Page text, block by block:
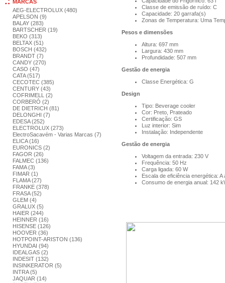
MARCAS
AEG-ELECTROLUX (480)
APELSON (9)
BALAY (283)
BARTSCHER (19)
BEKO (313)
BELTAX (51)
BOSCH (432)
BRANDT (7)
CANDY (270)
CASO (47)
CATA (517)
CECOTEC (385)
CENTURY (43)
COFRIMELL (2)
CORBERÓ (2)
DE DIETRICH (81)
DELONGHI (7)
EDESA (252)
ELECTROLUX (273)
ElectroSacavém - Varias Marcas (7)
ELICA (16)
EURONICS (2)
FAGOR (26)
FALMEC (136)
FAMA (3)
FIMAR (1)
FLAMA (27)
FRANKE (378)
FRASA (52)
GLEM (4)
GRALUX (5)
HAIER (244)
HEINNER (16)
HISENSE (126)
HOOVER (36)
HOTPOINT-ARISTON (136)
HYUNDAI (94)
IDEALGAS (2)
INDESIT (132)
INSINKERATOR (5)
INTRA (5)
JAQUAR (14)
Classe de emissão de ruído: C
Capacidade: 20 garrafa(s)
Zonas de Temperatura: Uma
Pesos e dimensões
Altura: 697 mm
Largura: 430 mm
Profundidade: 507 mm
Gestão de energia
Classe Energética: G
Design
Tipo: Beverage cooler
Cor: Preto, Prateado
Certificação: GS
Luz interior: Sim
Instalação: Independente
Gestão de energia
Voltagem da entrada: 230 V
Frequência: 50 Hz
Carga ligada: 60 W
Escala de eficiência energética: A
Consumo de energia anual: 142